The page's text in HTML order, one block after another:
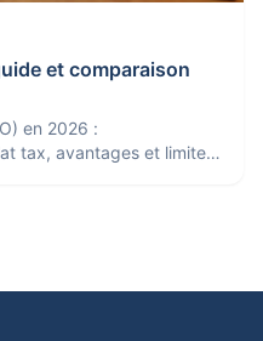
et comparaison
en 2026 :
tax, avantages et limites,